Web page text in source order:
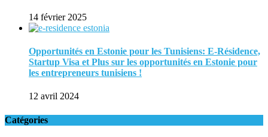
14 février 2025
Opportunités en Estonie pour les Tunisiens: E-Résidence,
Startup Visa et Plus sur les opportunités en Estonie pour
les entrepreneurs tunisiens !
12 avril 2024
Catégories